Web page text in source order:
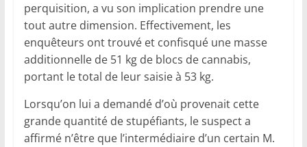
perquisition, a vu son implication prendre une
tout autre dimension. Effectivement, les
enquêteurs ont trouvé et confisqué une masse
additionnelle de 51 kg de blocs de cannabis,
portant le total de leur saisie à 53 kg.
Lorsqu’on lui a demandé d’où provenait cette
grande quantité de stupéfiants, le suspect a
affirmé n’être que l’intermédiaire d’un certain M.